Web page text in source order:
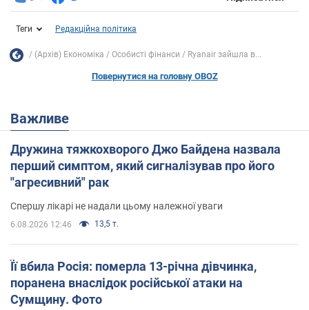
Теги Редакційна політика
(Архів) Економіка Особисті фінанси Ryanair зайшла в...
Повернутися на головну OBOZ
Важливе
Дружина тяжкохворого Джо Байдена назвала
перший симптом, який сигналізував про його
"агресивний" рак
Спершу лікарі не надали цьому належної уваги
6.08.2026 12:46 13,5 т.
Її вбила Росія: померла 13-річна дівчинка,
поранена внаслідок російської атаки на
Сумщину. Фото